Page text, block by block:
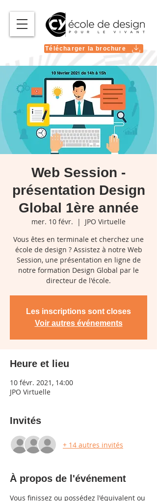
Télécharger la brochure
Web Session -
présentation Design
Global 1ère année
mer. 10 févr.
  |
JPO Virtuelle
Vous êtes en terminale et cherchez une
école de design ? Assistez à notre Web
Session, une présentation en ligne de
notre formation Design Global par le
directeur de l'école.
Les inscriptions sont closes
Voir autres événements
Heure et lieu
10 févr. 2021, 14:00
JPO Virtuelle
Invités
+ 14 autres invités
À propos de l'événement
Vous finissez ou possédez l'équivalent ou